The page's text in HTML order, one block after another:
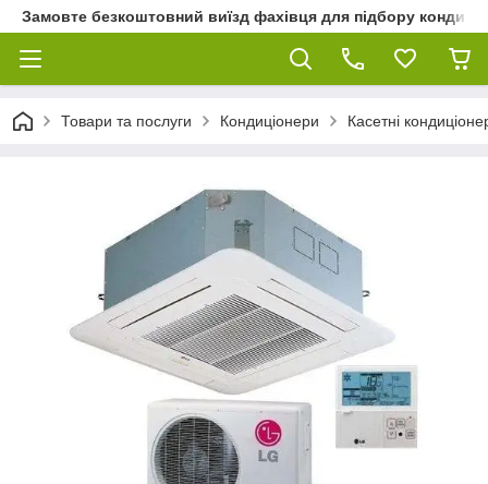
Замовте безкоштовний виїзд фахівця для підбору
Товари та послуги Кондиціонери Касетні